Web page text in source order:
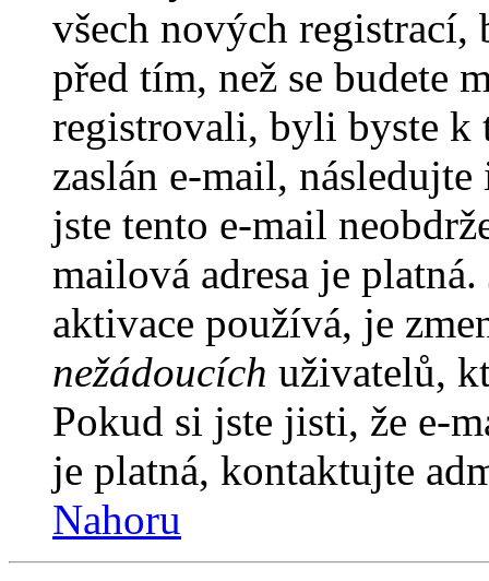
všech nových
před tím, než se budete
registrovali, byli byste k
zaslán e-mail,
jste tento e-mail
mailová adresa je
aktivace používá, je
nežádoucích uživatelů,
Pokud si jste jisti, že e-
je platná, kontaktujte
Nahoru